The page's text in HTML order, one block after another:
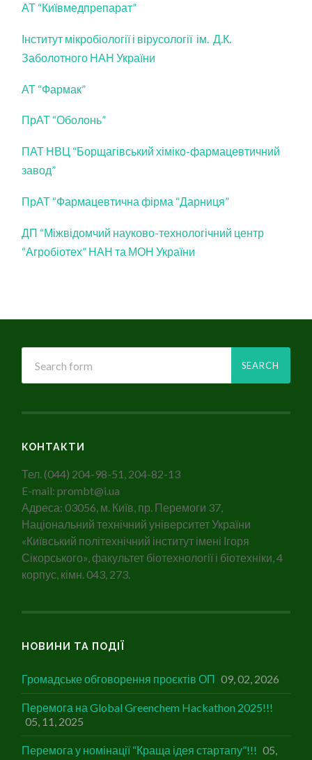
АТ “Київмедпрепарат”
Інститут мікробіології і вірусології ім. Д.К.
Заболотного НАН України
АТ “Фармак”
ПрАТ “Оболонь”
ПАТ НВЦ “Борщагівський хіміко-фармацевтичний
завод”
ПрАТ “Фармацевтична фірма “Дарниця”
ДП “Міжвідомчий науково-технологічний центр
“Агробіотех” НАН та МОН України
КОНТАКТИ
Тел. (044) 204-98-51, 204-82-13
E-mail: prombt@i.ua
Адреса: 03056, м. Київ, пр. Перемоги 37,
Національний технічний університет України
«Київський політехнічний інститут імені Ігоря
Сікорського», факультет біотехнології і біотехніки, 4
корпус, кімн. 043, 273.
НОВИНИ ТА ПОДІЇ
Громадське обговорення проєктів ОП 09, 02, 2026
Перемога на Global Greenchem Hackathon 2025!!!
05, 11, 2025
Перемога у номінації “Краща ідея стартапу”!!! 05,